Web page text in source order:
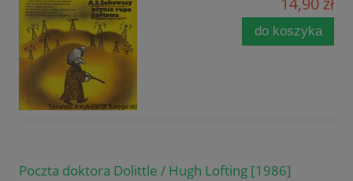
do koszyka
Poczta doktora Dolittle / Hugh Lofting [1986]